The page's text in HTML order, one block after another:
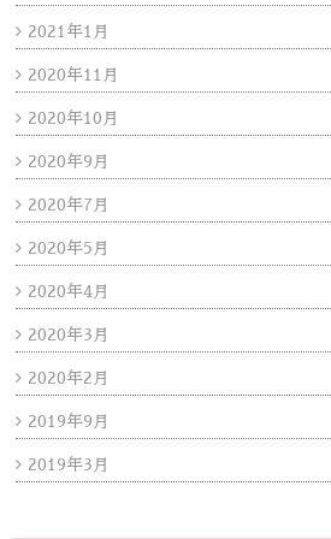
2021年1月
2020年11月
2020年10月
2020年9月
2020年7月
2020年5月
2020年4月
2020年3月
2020年2月
2019年9月
2019年3月